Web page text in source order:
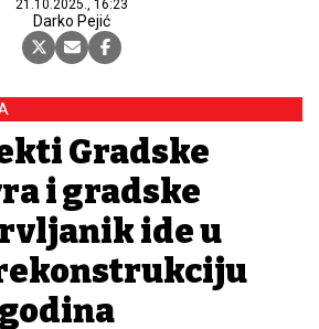
21.10.2025., 16:23
Darko Pejić
Gradske
i gradske
ide u